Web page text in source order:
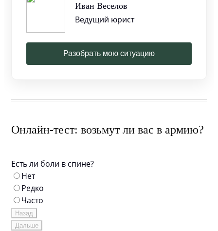
Иван Веселов
Ведущий юрист
Разобрать мою ситуацию
Онлайн-тест: возьмут ли вас в армию?
Есть ли боли в спине?
Нет
Редко
Часто
Назад
Дальше